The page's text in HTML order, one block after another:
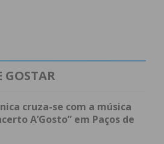
a newsletter do
newsletter por e-mail e
GOSTAR
cruza-se com a música
A’Gosto” em Paços de